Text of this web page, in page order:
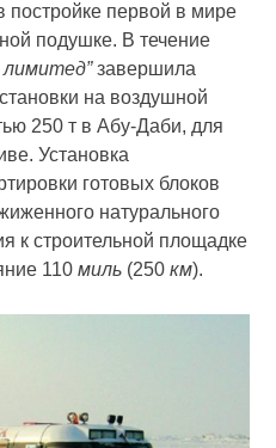
постройке первой в мире
подушке. В течение
лимитед”завершила
на воздушной
250 т в Абу-Даби, для
Установка
готовых блоков
натурального
к строительной площадке
110миль (250км).